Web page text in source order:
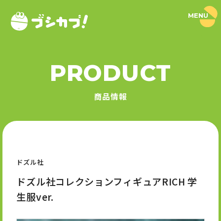
ブ
シ
プ
PRODUCT
SERIES
NEWS
ニュース
MENU
PRODUCT
商品情報
ドズル社
ドズル社コレクションフィギュアRICH 学
生服ver.